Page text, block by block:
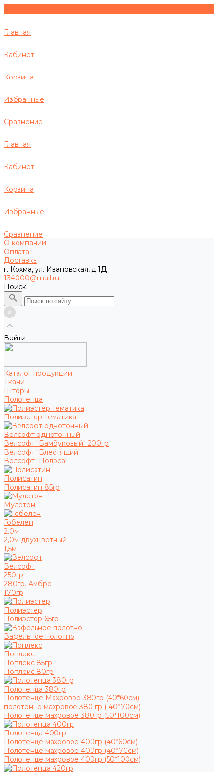
Главная
Кабинет
Корзина
Избранные
Сравнение
Главная
Кабинет
Корзина
Избранные
Сравнение
О компании
Оплата
Доставка
г. Кохма, ул. Ивановская, д.1Д
134000@mail.ru
Поиск
Войти
Каталог продукции
Ткани
Шторы
Полотенца
Полиэстер тематика
Велсофт однотонный
Велсофт "Бамбуковый" 200гр
Велсофт "Блестящий"
Велсофт "Полоса"
Полисатин
Полисатин 85гр
Мулетон
Гобелен
2,0м
2,0м двухцветный
1,5м
Велсофт
250гр
280гр. Амбре
170гр
Полиэстер
Полиэстер 65гр
Вафельное полотно
Поплекс
Поплекс 85гр
Поплекс 80гр
Полотенца 380гр
Полотенце Махровое 380гр (40*60см)
полотенце махровое 380 гр ( 40*70см)
Полотенце махровое 380гр (50*100см)
Полотенца 400гр
Полотенце махровое 400гр (40*60см)
Полотенце махровое 400гр (40*70см)
Полотенце махровое 400гр (50*100см)